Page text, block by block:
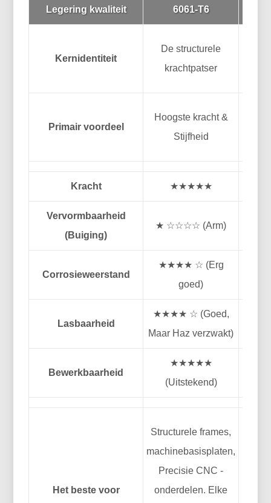
Legering kwaliteit 6061-T6
Kernidentiteit
De structurele
krachtpatser
Primair voordeel
Hoogste kracht &
Stijfheid
Kracht ★★★★★
Vervormbaarheid
(Buiging)
★ ☆☆☆☆ (Arm)
Corrosieweerstand
★★★★ ☆ (Erg
goed)
Lasbaarheid
★★★★ ☆ (Goed,
Maar Haz verzwakt)
Bewerkbaarheid
★★★★★
(Uitstekend)
Het beste voor
Structurele frames,
machinebasisplaten,
Precisie CNC -
onderdelen. Elke